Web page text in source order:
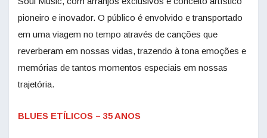
pioneiro e inovador. O público é envolvido e transportado
em uma viagem no tempo através de canções que
reverberam em nossas vidas, trazendo à tona emoções e
memórias de tantos momentos especiais em nossas
trajetória.
BLUES ETÍLICOS – 35 ANOS